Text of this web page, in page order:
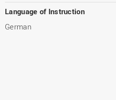
Language of Instruction
German